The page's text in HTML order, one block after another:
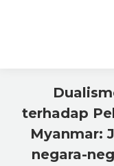
terhadap
Myanmar:
negara-